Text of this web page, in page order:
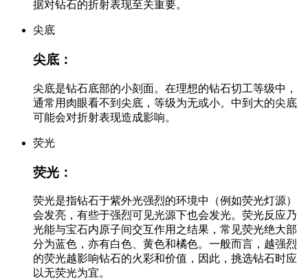
据对钻石的折射表现至关重要。
尖底
尖底：
尖底是钻石底部的小刻面。在理想的钻石切工等级中，
通常用肉眼看不到尖底，等级为无或小。中到大的尖底
可能会对折射表现造成影响。
荧光
荧光：
荧光是指钻石于紫外光强烈的环境中（例如荧光灯源）
会发亮，有些于强烈可见光源下也会发光。荧光反应乃
光能与宝石内原子间交互作用之结果，常见荧光绝大部
分为蓝色，亦有白色、黄色和橘色。一般而言，越强烈
的荧光越影响钻石的火彩和价值，因此，挑选钻石时应
以无荧光为宜。